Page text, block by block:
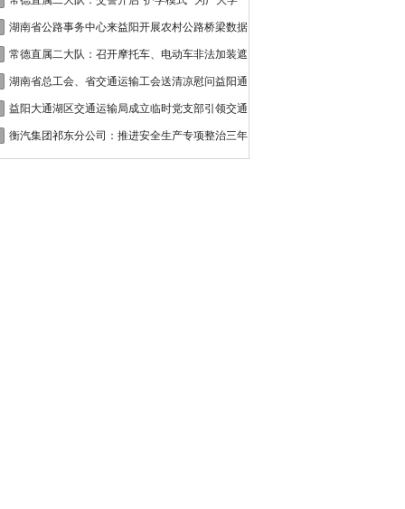
湖南省公路事务中心来益阳开展农村公路桥梁数据
常德直属二大队：召开摩托车、电动车非法加装遮
湖南省总工会、省交通运输工会送清凉慰问益阳通
益阳大通湖区交通运输局成立临时党支部引领交通
衡汽集团祁东分公司：推进安全生产专项整治三年